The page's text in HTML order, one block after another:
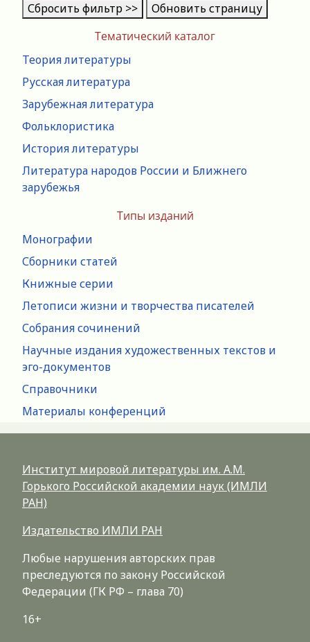
Тематический каталог
Теория литературы
Русская литература
Зарубежная литература
Фольклористика
История литературы
Литература народов России и Ближнего
зарубежья
Типы изданий
Монографии
Сборники статей
Книжные серии
Летописи жизни и творчества писателей
Собрания сочинений
Научные издания художественных текстов и
эго-документов
Справочники
Материалы конференций
Сбросить фильтр >> Обновить страницу
Институт мировой литературы им. А.М.
Горького Российской академии наук (ИМЛИ
РАН)
Издательство ИМЛИ РАН
Любые нарушения авторских прав
преследуются по закону Российской
Федерации (ГК РФ – глава 70)
16+